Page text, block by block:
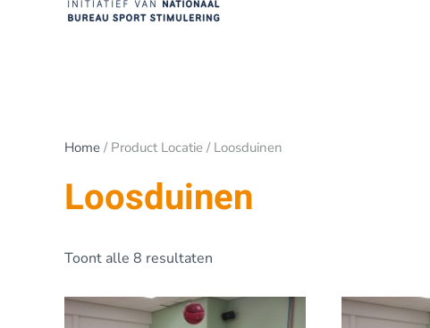
Home / Product Locatie / Loosduinen
Loosduinen
Toont alle 8 resultaten